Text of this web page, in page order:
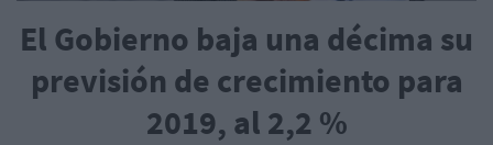
El Gobierno baja una décima su
previsión de crecimiento para
2019, al 2,2 %